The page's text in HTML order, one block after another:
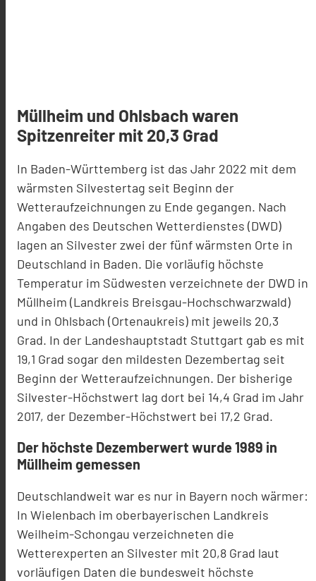
Müllheim und Ohlsbach waren
Spitzenreiter mit 20,3 Grad
In Baden-Württemberg ist das Jahr 2022 mit dem
wärmsten Silvestertag seit Beginn der
Wetteraufzeichnungen zu Ende gegangen. Nach
Angaben des Deutschen Wetterdienstes (DWD)
lagen an Silvester zwei der fünf wärmsten Orte in
Deutschland in Baden. Die vorläufig höchste
Temperatur im Südwesten verzeichnete der DWD in
Müllheim (Landkreis Breisgau-Hochschwarzwald)
und in Ohlsbach (Ortenaukreis) mit jeweils 20,3
Grad. In der Landeshauptstadt Stuttgart gab es mit
19,1 Grad sogar den mildesten Dezembertag seit
Beginn der Wetteraufzeichnungen. Der bisherige
Silvester-Höchstwert lag dort bei 14,4 Grad im Jahr
2017, der Dezember-Höchstwert bei 17,2 Grad.
Der höchste Dezemberwert wurde 1989 in
Müllheim gemessen
Deutschlandweit war es nur in Bayern noch wärmer:
In Wielenbach im oberbayerischen Landkreis
Weilheim-Schongau verzeichneten die
Wetterexperten an Silvester mit 20,8 Grad laut
vorläufigen Daten die bundesweit höchste